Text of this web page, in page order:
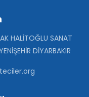
HALİTOĞLU SANAT
DİYARBAKIR